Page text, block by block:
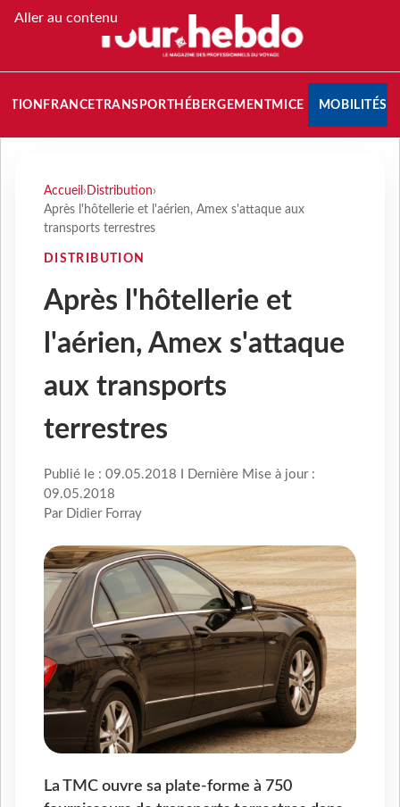
Aller au contenu
FRANCETRANSPORT HÉBERGEMENTMICE MOBILITÉS
Accueil › Distribution›
Après l'hôtellerie et l'aérien, Amex s'attaque aux
transports terrestres
DISTRIBUTION
Après l'hôtellerie et
l'aérien, Amex s'attaque
aux transports
terrestres
Publié le : 09.05.2018 I Dernière Mise à jour :
09.05.2018
Par Didier Forray
La TMC ouvre sa plate-forme à 750